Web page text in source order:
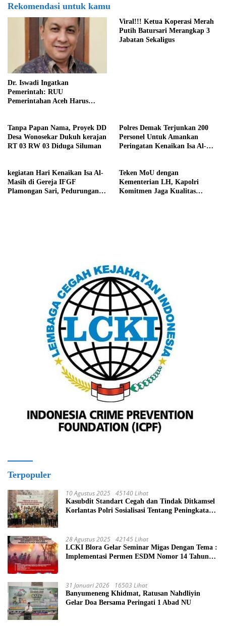
Rekomendasi untuk kamu
Dr. Iswadi Ingatkan
Pemerintah: RUU
Pemerintahan Aceh Harus
Viral!!! Ketua Koperasi Merah
Putih Batursari Merangkap 3
Jabatan Sekaligus
Tanpa Papan Nama, Proyek DD
Desa Wonosekar Dukuh kerajan
RT 03 RW 03 Diduga Siluman
Polres Demak Terjunkan 200
Personel Untuk Amankan
Peringatan Kenaikan Isa Al-
kegiatan Hari Kenaikan Isa Al-
Masih di Gereja IFGF
Plamongan Sari, Pedurungan,
Teken MoU dengan
Kementerian LH, Kapolri
Komitmen Jaga Kualitas
Terpopuler
10 Agustus 2025 45140 Lihat
Kasubdit Standart Cegah dan Tindak Ditkamsel
Korlantas Polri Sosialisasi Tentang Peningkatan
28 Agustus 2025 42145 Lihat
LCKI Blora Gelar Seminar Migas Dengan Tema :
Implementasi Permen ESDM Nomor 14 Tahun
Masyarakat
31 Januari 2026 16503 Lihat
Banyumeneng Khidmat, Ratusan Nahdliyin
Gelar Doa Bersama Peringati 1 Abad NU